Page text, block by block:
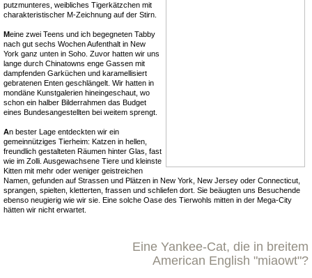
putzmunteres, weibliches Tigerkätzchen mit
charakteristischer M-Zeichnung auf der Stirn.
Meine zwei Teens und ich begegneten Tabby
nach gut sechs Wochen Aufenthalt in New
York ganz unten in Soho. Zuvor hatten wir uns
lange durch Chinatowns enge Gassen mit
dampfenden Garküchen und karamellisiert
gebratenen Enten geschlängelt. Wir hatten in
mondäne Kunstgalerien hineingeschaut, wo
schon ein halber Bilderrahmen das Budget
eines Bundesangestellten bei weitem sprengt.
An bester Lage entdeckten wir ein
gemeinnütziges Tierheim: Katzen in hellen,
freundlich gestalteten Räumen hinter Glas, fast
wie im Zolli. Ausgewachsene Tiere und kleinste
Kitten mit mehr oder weniger geistreichen
Namen, gefunden auf Strassen und Plätzen in New York, New Jersey oder Connecticut,
sprangen, spielten, kletterten, frassen und schliefen dort. Sie beäugten uns Besuchende
ebenso neugierig wie wir sie. Eine solche Oase des Tierwohls mitten in der Mega-City
hätten wir nicht erwartet.
Eine Yankee-Cat, die in breitem
American English "miaowt"?